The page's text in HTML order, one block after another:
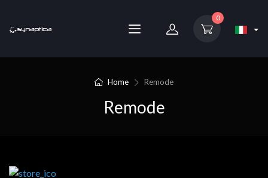
0
Home Remode
Remode